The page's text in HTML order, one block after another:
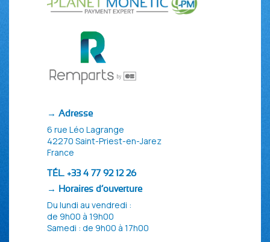
→ Adresse
6 rue Léo Lagrange
42270 Saint-Priest-en-Jarez
France
TÉL. +33 4 77 92 12 26
→ Horaires d’ouverture
Du lundi au vendredi :
de 9h00 à 19h00
Samedi : de 9h00 à 17h00